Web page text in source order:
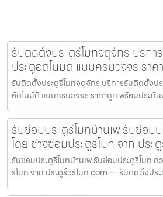
รับติดตั้งประตูรีโมทจตุจักร บริกา
ประตูอัตโนมัติ แบบครบวงจร ราค
รับติดตั้งประตูรีโมทจตุจักร บริการรับติดตั้งปร
อัตโนมัติ แบบครบวงจร ราคาถูก พร้อมประกัน
รับซ่อมประตูรีโมทบ้านเพ รับซ่อม
โดย ช่างซ่อมประตูรีโมท จาก ประ
รับซ่อมประตูรีโมทบ้านเพ รับซ่อมประตูรีโมท
รีโมท จาก ประตูรั้วรีโมท.com — รับติดตั้งประ